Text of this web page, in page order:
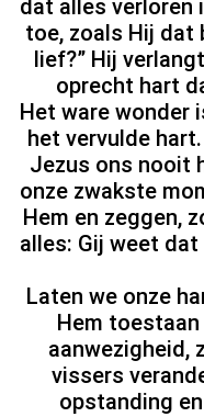
dat alles verloren
toe, zoals Hij dat
lief?” Hij
oprecht hart
Het ware wonder
het vervulde
Jezus ons nooit
onze zwakste
Hem en zeggen,
alles: Gij weet dat
Laten we onze
Hem
aanwezigheid,
vissers
opstanding